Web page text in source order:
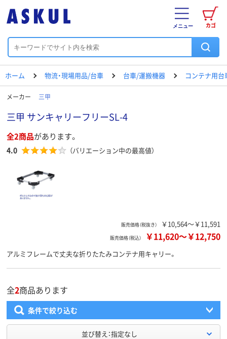
カゴ
メニュー
ホーム 物流・現場用品/台車 台車/運搬機器 コンテナ用台
メーカー 三甲
三甲 サンキャリーフリーSL-4
全2商品があります。
4.0 （バリエーション中の最高値）
販売価格（税抜き） ￥10,564～￥11,591
販売価格（税込） ￥11,620～￥12,750
アルミフレームで丈夫な折りたたみコンテナ用キャリー。
全2商品あります
条件で絞り込む
並び替え：指定なし